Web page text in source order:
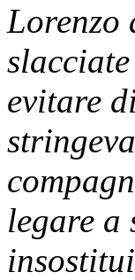
Lorenzo
evitare
legare a